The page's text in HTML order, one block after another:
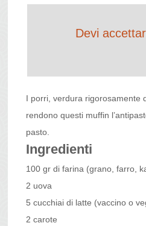
Devi
I porri, verdura
rendono questi muffin
pasto.
Ingredienti
100 gr di farina (grano, farro,
2 uova
5 cucchiai di latte (vaccino o
2 carote